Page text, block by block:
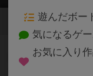
5
35名
遊んだボー
気になるゲ
お気に入り